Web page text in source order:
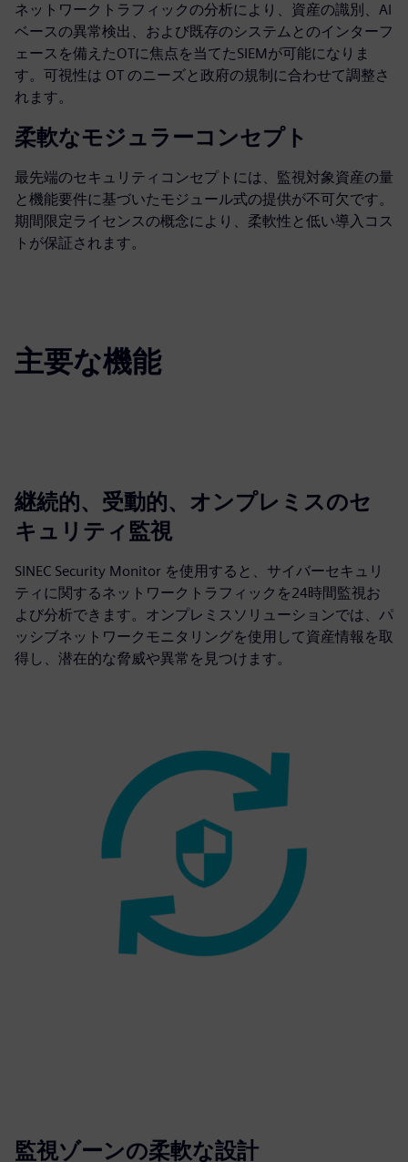
ネットワークトラフィックの分析により、資産の識別、AI
ベースの異常検出、および既存のシステムとのインターフ
ェースを備えたOTに焦点を当てたSIEMが可能になりま
す。可視性は OT のニーズと政府の規制に合わせて調整さ
れます。
柔軟なモジュラーコンセプト
最先端のセキュリティコンセプトには、監視対象資産の量
と機能要件に基づいたモジュール式の提供が不可欠です。
期間限定ライセンスの概念により、柔軟性と低い導入コス
トが保証されます。
主要な機能
継続的、受動的、オンプレミスのセ
キュリティ監視
SINEC Security Monitor を使用すると、サイバーセキュリ
ティに関するネットワークトラフィックを24時間監視お
よび分析できます。オンプレミスソリューションでは、パ
ッシブネットワークモニタリングを使用して資産情報を取
得し、潜在的な脅威や異常を見つけます。
監視ゾーンの柔軟な設計